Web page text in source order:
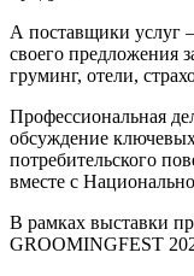
А поставщики услуг
своего предложения
груминг, отели,
Профессиональная
обсуждение
потребительского
вместе с
В рамках выставки
GROOMINGFEST